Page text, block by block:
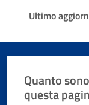
Ultimo
Quanto
questa